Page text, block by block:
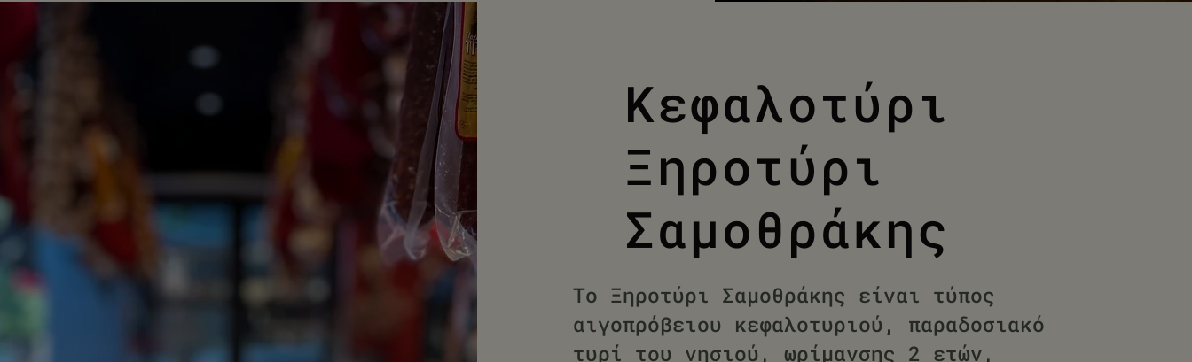
Κεφαλοτύρι
Ξηροτύρι
Σαμοθράκης
Το Ξηροτύρι Σαμοθράκης είναι τύπος
αιγοπρόβειου κεφαλοτυριού, παραδοσιακό
τυρί του νησιού, ωρίμανσης 2 ετών,